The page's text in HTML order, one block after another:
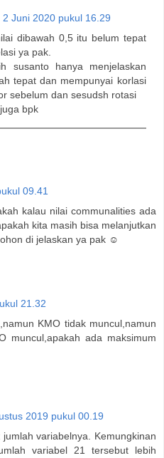
2 Juni 2020 pukul 16.29
dibawah 0,5 itu belum tepat
ya pak.
susanto hanya menjelaskan
tepat dan mempunyai korlasi
sebelum dan sesudsh rotasi
bpk
09.41
kalau nilai communalities ada
kita masih bisa melanjutkan
di jelaskan ya pak ☺️
21.32
KMO tidak muncul,namun
muncul,apakah ada maksimum
2019 pukul 00.19
variabelnya. Kemungkinan
variabel 21 tersebut lebih